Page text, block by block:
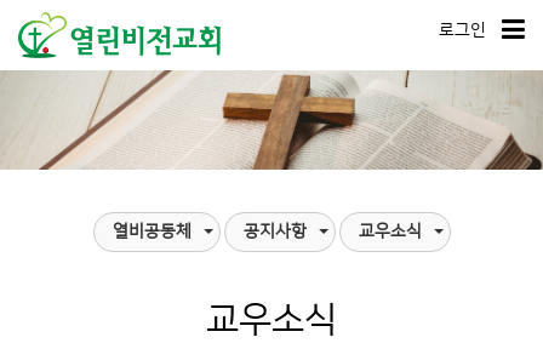
로그인
열비공동체 공지사항 교우소식
교우소식